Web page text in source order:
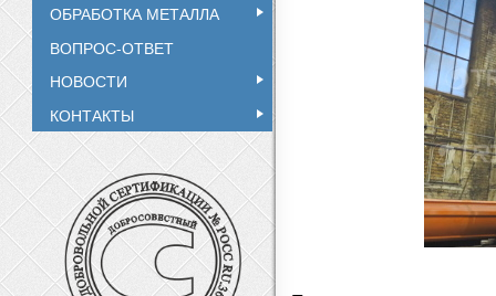
ОБРАБОТКА МЕТАЛЛА
ВОПРОС-ОТВЕТ
НОВОСТИ
КОНТАКТЫ